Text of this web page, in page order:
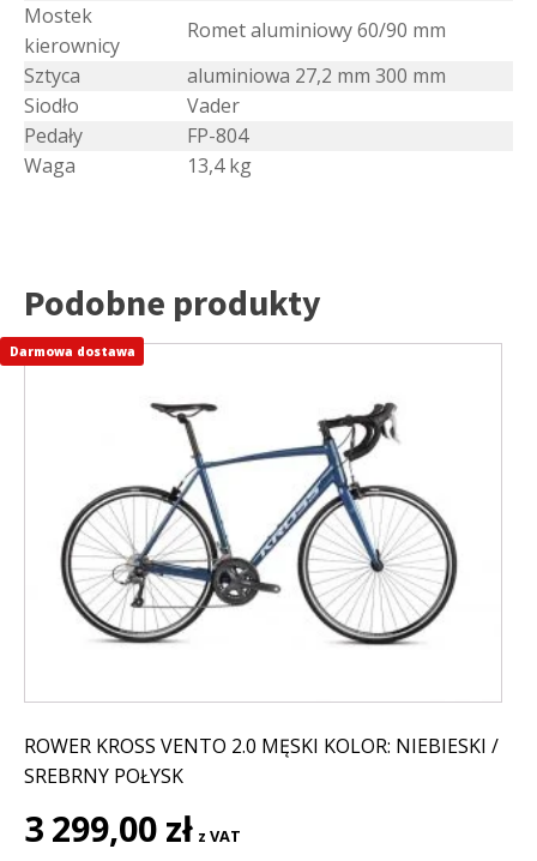
Mostek
kierownicy
Romet aluminiowy 60/90 mm
Sztyca
aluminiowa 27,2 mm 300 mm
Siodło
Vader
Pedały
FP-804
Waga
13,4 kg
Podobne produkty
ROWER KROSS VENTO 2.0 MĘSKI KOLOR: NIEBIESKI /
SREBRNY POŁYSK
3 299,00 zł z VAT
Ten
można
wybrać
stronie
Darmowa dostawa